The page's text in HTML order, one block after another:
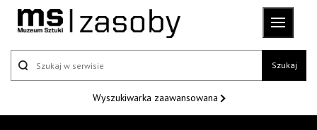
Szukaj
Wyszukiwarka zaawansowana